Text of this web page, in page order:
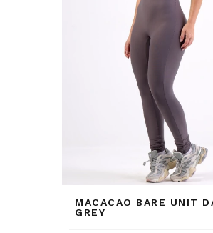
MACACAO BARE UNIT
GREY